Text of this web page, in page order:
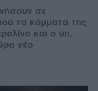
σε
τα κόμματα της
και ο υπ.
νέο